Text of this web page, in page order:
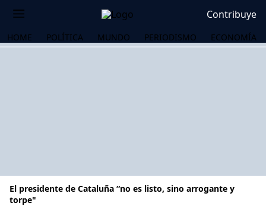
Contribuye
HOME POLÍTICA MUNDO PERIODISMO ECONOMÍA
El presidente de Cataluña “no es listo, sino arrogante y
torpe"